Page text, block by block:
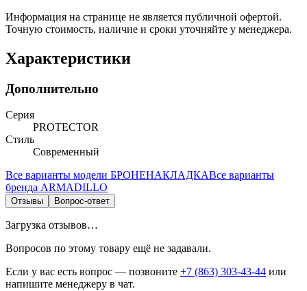
Информация на странице не является публичной офертой.
Точную стоимость, наличие и сроки уточняйте у менеджера.
Характеристики
Дополнительно
Серия
PROTECTOR
Стиль
Современный
Все варианты модели БРОНЕНАКЛАДКАВсе варианты
бренда ARMADILLO
Отзывы Вопрос-ответ
Загрузка отзывов…
Вопросов по этому товару ещё не задавали.
Если у вас есть вопрос — позвоните +7 (863) 303-43-44 или
напишите менеджеру в чат.